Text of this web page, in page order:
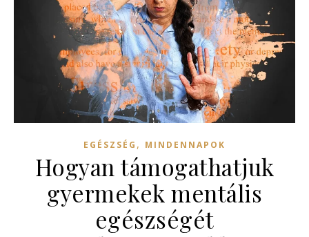
EGÉSZSÉG , MINDENNAPOK
Hogyan támogathatjuk
gyermekek mentális
egészségét